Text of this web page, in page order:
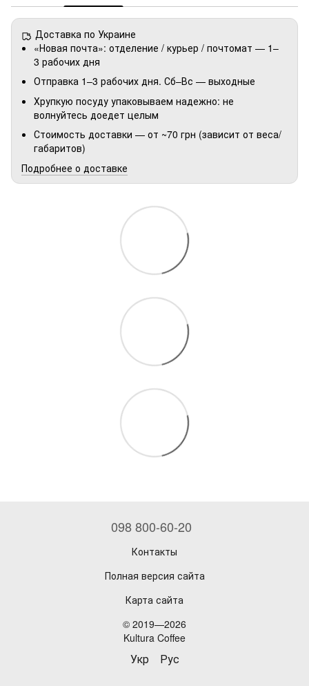
Доставка по Украине
«Новая почта»: отделение / курьер / почтомат — 1–
3 рабочих дня
Отправка 1–3 рабочих дня. Сб–Вс — выходные
Хрупкую посуду упаковываем надежно: не
волнуйтесь доедет целым
Стоимость доставки — от ~70 грн (зависит от веса/
габаритов)
Подробнее о доставке
098 800-60-20
Контакты
Полная версия сайта
Карта сайта
© 2019—2026
Kultura Coffee
Укр Рус